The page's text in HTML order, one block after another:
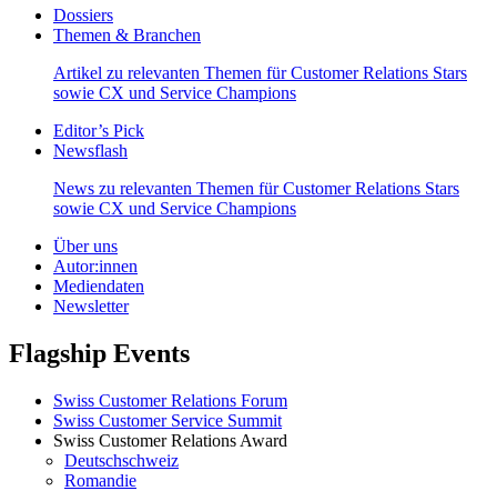
Dossiers
Themen & Branchen
Artikel zu relevanten Themen für Customer Relations Stars
sowie CX und Service Champions
Editor’s Pick
Newsflash
News zu relevanten Themen für Customer Relations Stars
sowie CX und Service Champions
Über uns
Autor:innen
Mediendaten
Newsletter
Flagship Events
Swiss Customer Relations Forum
Swiss Customer Service Summit
Swiss Customer Relations Award
Deutschschweiz
Romandie